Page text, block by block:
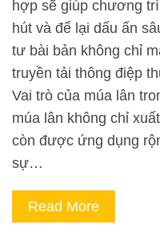
hợp sẽ giúp chương
hút và để lại dấu ấn
tư bài bản không chỉ
truyền tải thông điệp
Vai trò của múa lân
múa lân không chỉ
còn được ứng dụng
sự…
Read More